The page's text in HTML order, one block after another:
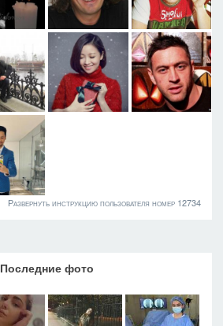
Развернуть инструкцию пользователя номер 12734
Последние фото